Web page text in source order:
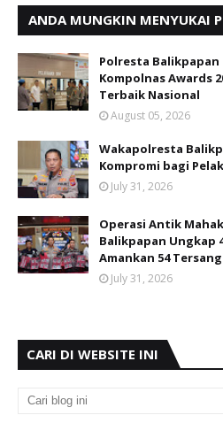
ANDA MUNGKIN MENYUKAI
Polresta Balikpapan
Kompolnas Awards
Terbaik Nasional
August 05, 2026
Wakapolresta
Kompromi bagi
July 31, 2026
Operasi Antik
Balikpapan Ungkap
Amankan 54
July 31, 2026
CARI DI WEBSITE INI